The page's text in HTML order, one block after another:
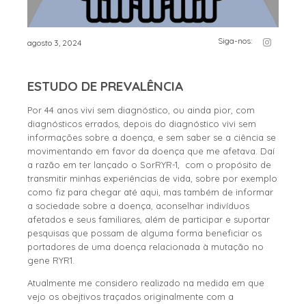
agosto 3, 2024 Siga-nos:
ESTUDO DE PREVALÊNCIA
Por 44 anos vivi sem diagnóstico, ou ainda pior, com
diagnósticos errados, depois do diagnóstico vivi sem
informações sobre a doença, e sem saber se a ciência se
movimentando em favor da doença que me afetava. Daí
a razão em ter lançado o SorRYR-1, com o propósito de
transmitir minhas experiências de vida, sobre por exemplo
como fiz para chegar até aqui, mas também de informar
a sociedade sobre a doença, aconselhar indivíduos
afetados e seus familiares, além de participar e suportar
pesquisas que possam de alguma forma beneficiar os
portadores de uma doença relacionada à mutação no
gene RYR1.
Atualmente me considero realizado na medida em que
vejo os obejtivos traçados originalmente com a